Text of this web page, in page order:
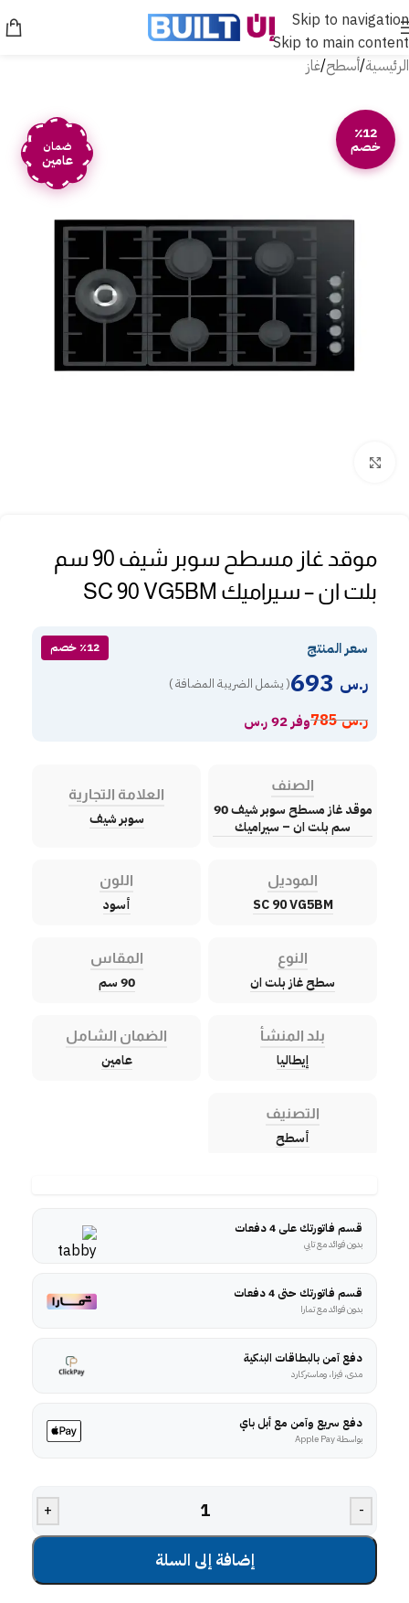
Skip to navigation
Skip to main content
الرئيسية/أسطح/غاز
٪12
خصم ضمان
عامين
موقد غاز مسطح سوبر شيف 90 سم
بلت ان – سيراميك SC 90 VG5BM
سعر المنتج ٪12 خصم
ر.س ( يشمل الضريبة المضافة )
ر.س785 وفر 92 ر.س
الصنف
موقد غاز مسطح سوبر شيف 90
سم بلت ان – سيراميك
العلامة التجارية
سوبر شيف
الموديل
SC 90 VG5BM
اللون
أسود
النوع
سطح غاز بلت ان
المقاس
90 سم
بلد المنشأ
إيطاليا
الضمان الشامل
عامين
التصنيف
أسطح
قسم فاتورتك على 4 دفعات
بدون فوائد مع تابي
قسم فاتورتك حتى 4 دفعات
بدون فوائد مع تمارا
دفع آمن بالبطاقات البنكية
مدى، فيزا، وماستركارد
دفع سريع وآمن مع أبل باي
بواسطة Apple Pay
-
+
إضافة إلى السلة